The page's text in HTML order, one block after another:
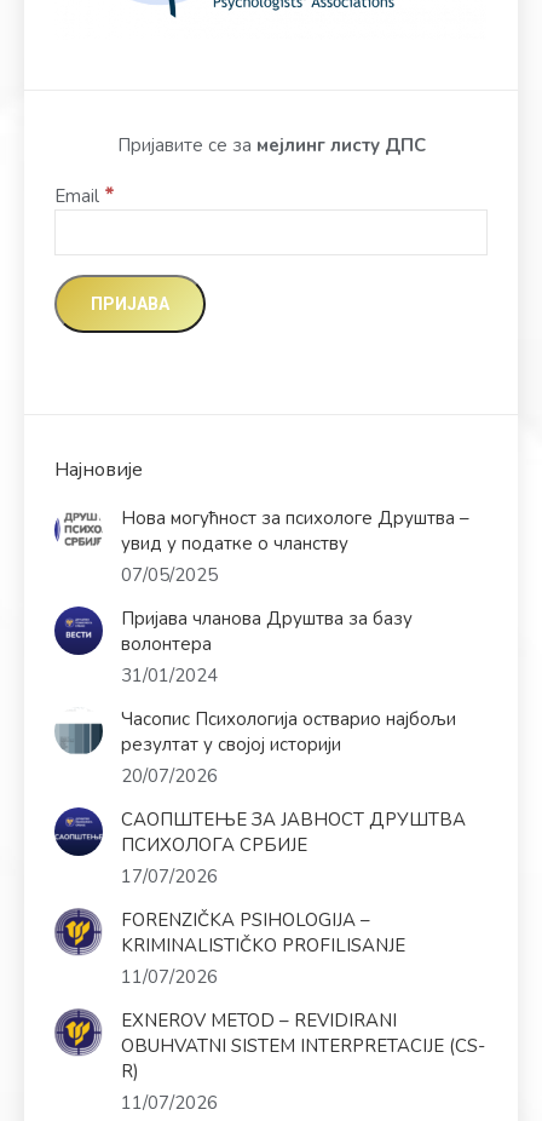
Пријавите се за мејлинг листу ДПС
Email *
Најновије
Нова могућност за психологе Друштва –
увид у податке о чланству
07/05/2025
Пријава чланова Друштва за базу
волонтера
31/01/2024
Часопис Психологија остварио најбољи
резултат у својој историји
20/07/2026
САОПШТЕЊЕ ЗА ЈАВНОСТ ДРУШТВА
ПСИХОЛОГА СРБИЈЕ
17/07/2026
FORENZIČKA PSIHOLOGIJA –
KRIMINALISTIČKO PROFILISANJE
11/07/2026
EXNEROV METOD – REVIDIRANI
OBUHVATNI SISTEM INTERPRETACIJE (CS-
R)
11/07/2026